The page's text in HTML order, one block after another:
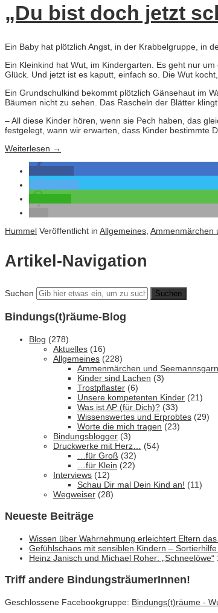
„Du bist doch jetzt
Ein Baby hat plötzlich Angst, in der Krabbelgruppe, in
Ein Kleinkind hat Wut, im Kindergarten. Es geht nur
Glück. Und jetzt ist es kaputt, einfach so. Die Wut
Ein Grundschulkind bekommt plötzlich Gänsehaut im
Bäumen nicht zu sehen. Das Rascheln der Blätter
– All diese Kinder hören, wenn sie Pech haben, das
festgelegt, wann wir erwarten, dass Kinder bestimmte
Weiterlesen →
Hummel Veröffentlicht in Allgemeines Ammenmärchen
Artikel-Navigation
Suchen
Bindungs(t)räume-Blog
Blog (278)
Aktuelles (16)
Allgemeines (228)
Ammenmärchen und Seemannsgarn
Kinder sind Lachen (3)
Trostpflaster (6)
Unsere kompetenten Kinder (21)
Was ist AP (für Dich)? (33)
Wissenswertes und Erprobtes (29)
Worte die mich tragen (23)
Bindungsblogger (3)
Druckwerke mit Herz…
(54)
…für Groß (32)
…für Klein (22)
Interviews (12)
Schau Dir mal Dein Kind an! (11)
Wegweiser (28)
Neueste Beiträge
Wissen über Wahrnehmung erleichtert Eltern
Gefühlschaos mit sensiblen Kindern –
Heinz Janisch und Michael Roher: „Schneelöwe“
Triff andere BindungsträumerInnen!
Geschlossene Facebookgruppe: Bindungs(t)räume -